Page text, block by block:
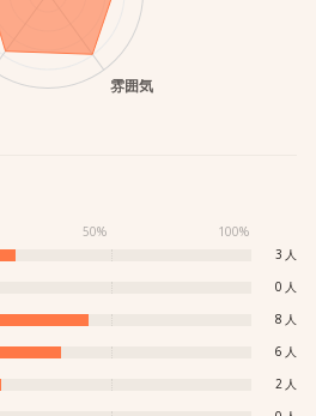
雰囲気
50% 100%
3
0
8
6
2